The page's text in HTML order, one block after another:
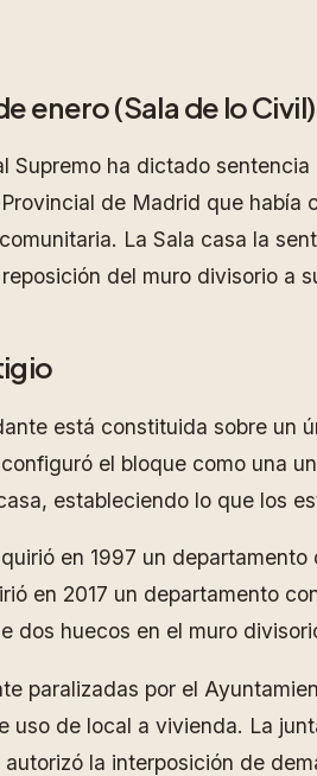
enero (Sala de lo Civil)
Supremo ha dictado
de Madrid que
La Sala casa la
del muro divisorio a
está constituida sobre un
el bloque como una
estableciendo lo que los
en 1997 un
en 2017 un departamento
dos huecos en el muro
paralizadas por el
uso de local a vivienda. La
la interposición de